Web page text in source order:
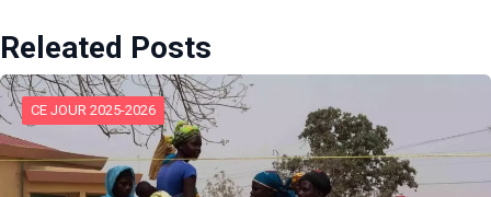
Releated Posts
CE JOUR 2025-2026